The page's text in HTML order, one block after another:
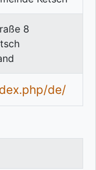
8
de/